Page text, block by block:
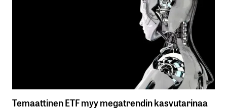
Temaattinen ETF myy megatrendin kasvutarinaa